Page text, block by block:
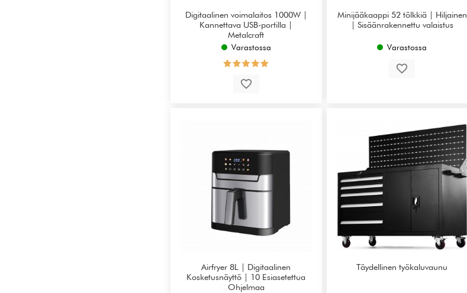
Digitaalinen voimalaitos 1000W |
Kannettava USB-portilla |
Metalcraft
Varastossa
Minijääkaappi 52 tölkkiä | Hiljainen
| Sisäänrakennettu valaistus
Varastossa
Airfryer 8L | Digitaalinen
Kosketusnäyttö | 10 Esiasetettua
Ohjelmaa
Täydellinen työkaluvaunu